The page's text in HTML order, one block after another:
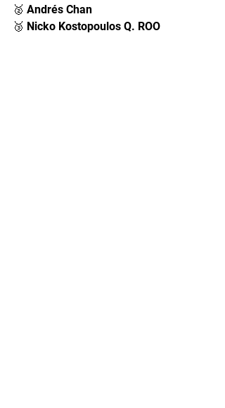
🥈 Andrés Chan
🥉 Nicko Kostopoulos Q. ROO